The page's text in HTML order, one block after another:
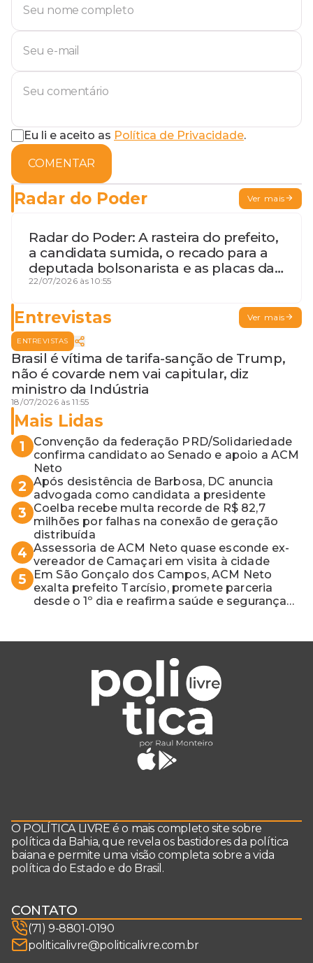
Eu li e aceito as Política de Privacidade.
COMENTAR
Radar do Poder Ver mais
Radar do Poder: A rasteira do prefeito,
a candidata sumida, o recado para a
deputada bolsonarista e as placas da
discórdia
22/07/2026 às 10:55
Entrevistas Ver mais
ENTREVISTAS
Brasil é vítima de tarifa-sanção de Trump,
não é covarde nem vai capitular, diz
ministro da Indústria
18/07/2026 às 11:55
Mais Lidas
1
Convenção da federação PRD/Solidariedade
confirma candidato ao Senado e apoio a ACM
Neto
2 Após desistência de Barbosa, DC anuncia
advogada como candidata a presidente
3
Coelba recebe multa recorde de R$ 82,7
milhões por falhas na conexão de geração
distribuída
4 Assessoria de ACM Neto quase esconde ex-
vereador de Camaçari em visita à cidade
5
Em São Gonçalo dos Campos, ACM Neto
exalta prefeito Tarcísio, promete parceria
desde o 1º dia e reafirma saúde e segurança
O POLÍTICA LIVRE é o mais completo site sobre
política da Bahia, que revela os bastidores da política
baiana e permite uma visão completa sobre a vida
política do Estado e do Brasil.
CONTATO
(71) 9-8801-0190
politicalivre@politicalivre.com.br